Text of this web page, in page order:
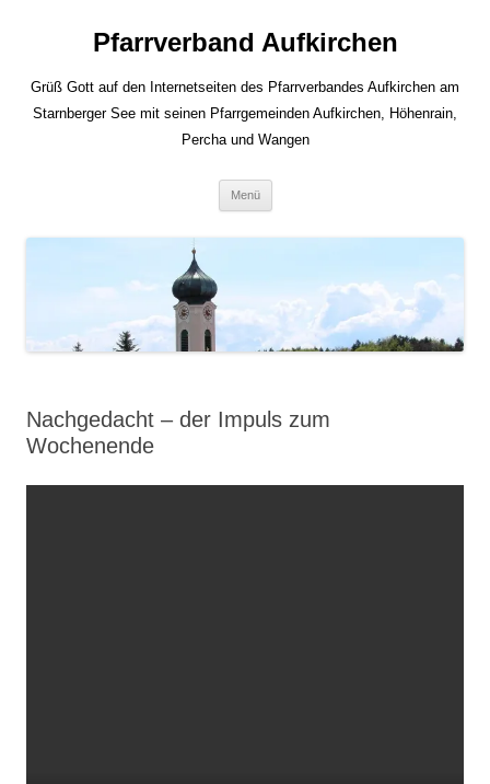
Pfarrverband Aufkirchen
Grüß Gott auf den Internetseiten des Pfarrverbandes Aufkirchen am
Starnberger See mit seinen Pfarrgemeinden Aufkirchen, Höhenrain,
Percha und Wangen
Menü
Nachgedacht – der Impuls zum
Wochenende